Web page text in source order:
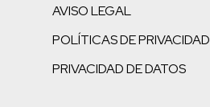
AVISO LEGAL
POLÍTICAS DE PRIVACIDAD
PRIVACIDAD DE DATOS